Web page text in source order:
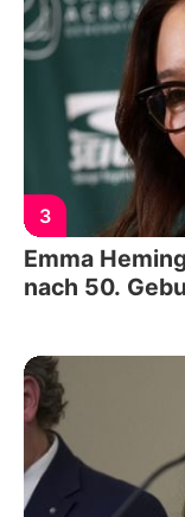
3
Emma
nach 50.